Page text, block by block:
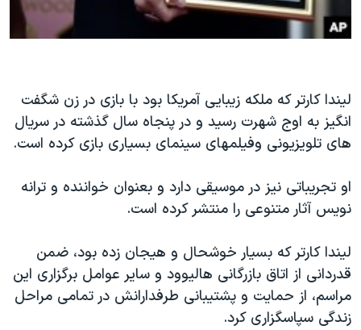
لیندا کارتر که ملکه زیبایی آمریکا بود با بازی در زن شگفت
انگیز به اوج شهرت رسید و در پنجاه سال گذشته در سریال
های تلویزیونی وفیلمهای سینمای بسیاری بازی کرده است.
او تجریباتی نیز در موسیقی دارد و بعنوان خواننده و ترانه
نویس آثار متنوعی را منتشر کرده است.
لیندا کارتر که بسیار خوشحال و هیجان زده بود، ضمن
قدردانی از اتاق بازرگانی هالیوود و سایر عوامل برگزاری این
مراسم، از حمایت و پشتیبانی طرفدارانش در تمامی مراحل
زندگی سپاسگزاری کرد.